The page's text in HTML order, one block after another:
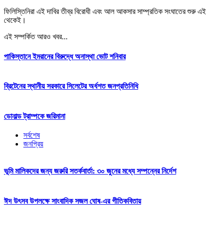
ফিলিস্তিনিরা এই দাবির তীব্র বিরোধী এবং আল আকসার সাম্প্রতিক সংঘাতের শুরু এই
থেকেই।
এই সম্পর্কিত আরও খবর...
পাকিস্তানে ইমরানের বিরুদ্ধে অনাস্থা ভোট শনিবার
ব্রিটেনের স্থানীয় সরকারে সিলেটের অর্ধশত জনপ্রতিনিধি
ডোনাল্ড ট্রাম্পকে জরিমানা
সর্বশেষ
জনপ্রিয়
ভূমি মালিকদের জন্য জরুরি সতর্কবার্তা: ৩০ জুনের মধ্যে সম্পন্নের নির্দেশ
ঈদ উৎসব উপলক্ষে সাংবাদিক সজল ঘোষ-এর গীতিকবিতায়